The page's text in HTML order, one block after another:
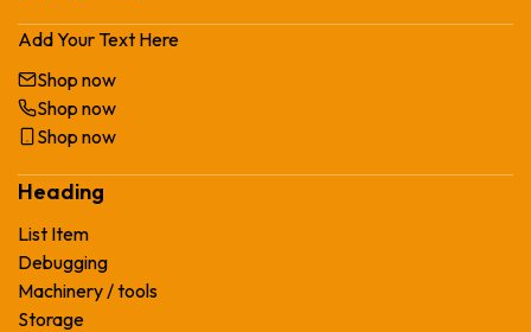
Add Your Text Here
Shop now
Shop now
Shop now
Heading
List Item
Debugging
Machinery / tools
Storage